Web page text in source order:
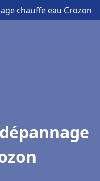
chauffe eau Crozon